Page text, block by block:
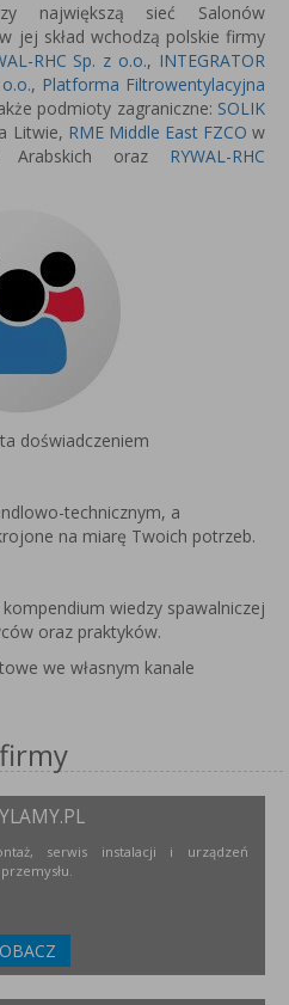
największą sieć Salonów
jej skład wchodzą polskie firmy
RHC Sp. z o.o., INTEGRATOR
, Platforma Filtrowentylacyjna
podmioty zagraniczne: SOLIK
Litwie, RME Middle East FZCO w
Arabskich oraz RYWAL-RHC
doświadczeniem
technicznym, a
na miarę Twoich potrzeb.
wiedzy spawalniczej
oraz praktyków.
we własnym kanale
serwis instalacji i urządzeń